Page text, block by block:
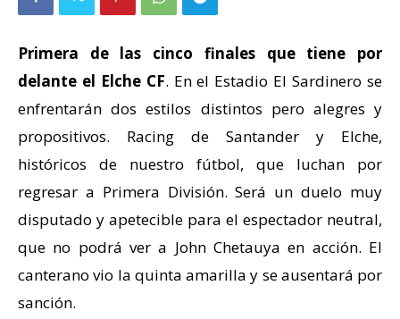
Primera de las cinco finales que tiene por
delante el Elche CF. En el Estadio El Sardinero se
enfrentarán dos estilos distintos pero alegres y
propositivos. Racing de Santander y Elche,
históricos de nuestro fútbol, que luchan por
regresar a Primera División. Será un duelo muy
disputado y apetecible para el espectador neutral,
que no podrá ver a John Chetauya en acción. El
canterano vio la quinta amarilla y se ausentará por
sanción.